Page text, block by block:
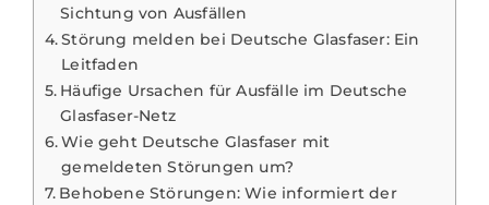
Sichtung von Ausfällen
Störung melden bei Deutsche Glasfaser: Ein
Leitfaden
Häufige Ursachen für Ausfälle im Deutsche
Glasfaser-Netz
Wie geht Deutsche Glasfaser mit
gemeldeten Störungen um?
Behobene Störungen: Wie informiert der